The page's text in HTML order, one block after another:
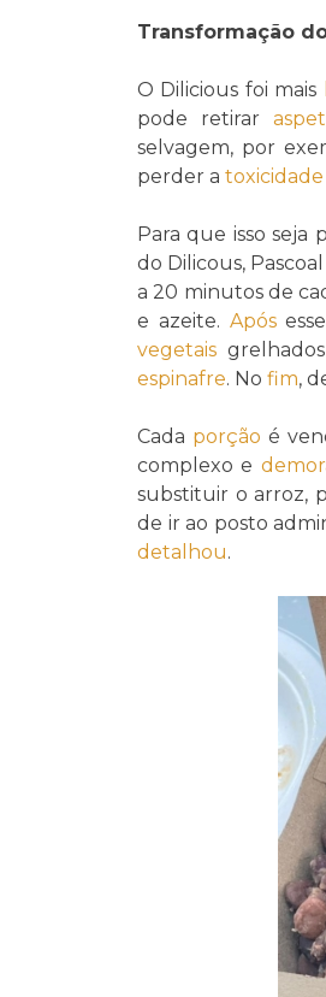
Transformação
O Dilicious foi mais
pode retirar
selvagem, por
perder a toxicidade
Para que isso seja
do Dilicous,
a 20 minutos de
e azeite. Após
vegetais
espinafre. No fim,
Cada porção é
complexo e
substituir o arroz,
de ir ao posto
detalhou.